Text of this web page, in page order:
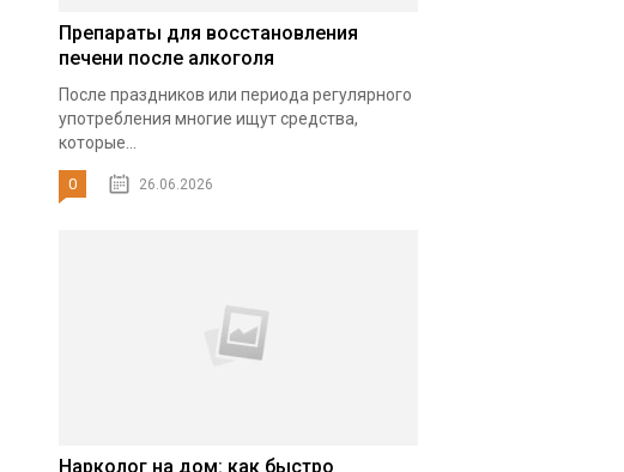
Препараты для восстановления
печени после алкоголя
После праздников или периода регулярного
употребления многие ищут средства,
которые...
0 26.06.2026
Нарколог на дом: как быстро